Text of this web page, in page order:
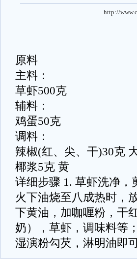
http://
原料
主料：
草虾500克
辅料：
鸡蛋50克
调料：
辣椒(红、尖、干)30克
椰浆5克 黄
详细步骤 1. 草虾洗净，
火下油烧至八成热时，
下黄油，加咖喱粉，干
奶），草虾，调味料等
湿演粉勾芡，淋明油即可